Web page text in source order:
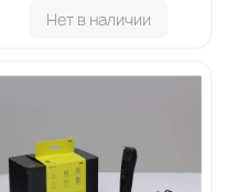
Нет в наличии